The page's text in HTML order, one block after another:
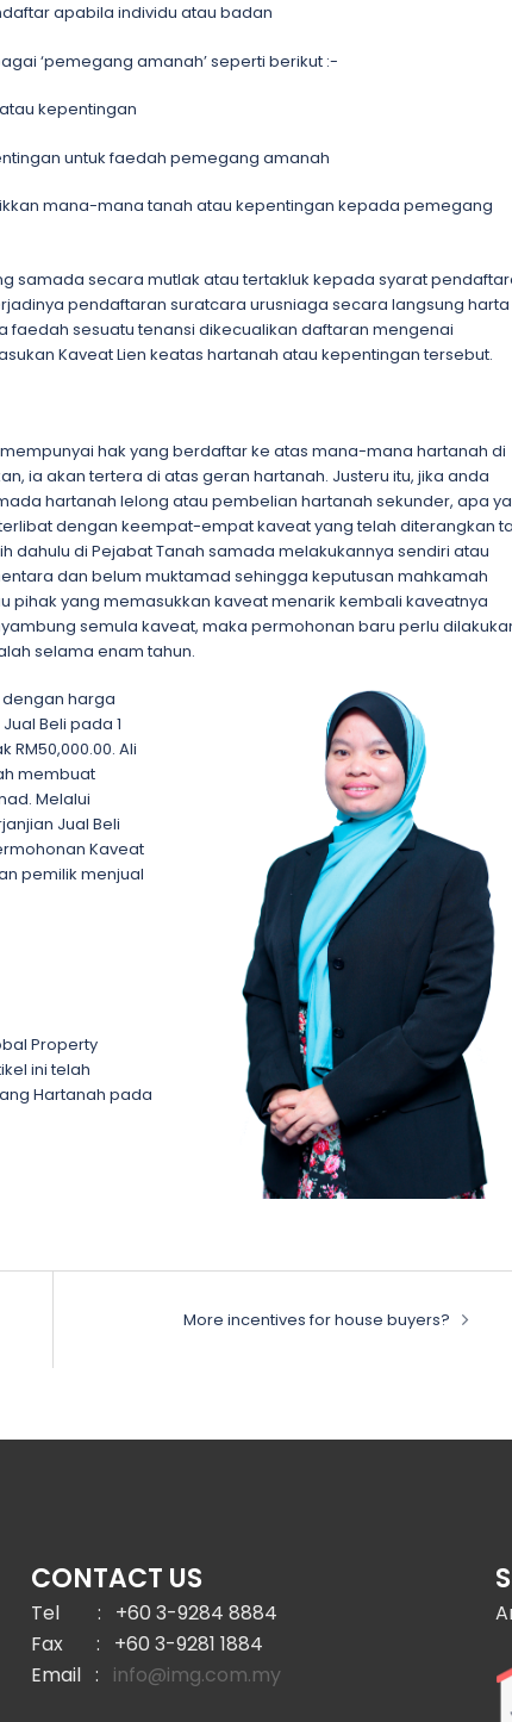
apabila individu atau badan
‘pemegang amanah’ seperti berikut :-
kepentingan
untuk faedah pemegang amanah
mana-mana tanah atau kepentingan kepada pemegang
samada secara mutlak atau tertakluk kepada syarat
pendaftaran suratcara urusniaga secara langsung harta
sesuatu tenansi dikecualikan daftaran mengenai
Kaveat Lien keatas hartanah atau kepentingan tersebut.
hak yang berdaftar ke atas mana-mana hartanah di
ia akan tertera di atas geran hartanah. Justeru itu, jika anda
hartanah lelong atau pembelian hartanah sekunder, apa
dengan keempat-empat kaveat yang telah diterangkan
dahulu di Pejabat Tanah samada melakukannya sendiri atau
dan belum muktamad sehingga keputusan mahkamah
pihak yang memasukkan kaveat menarik kembali kaveatnya
semula kaveat, maka permohonan baru perlu
selama enam tahun.
dengan harga
Beli pada 1
Ali
membuat
Melalui
Jual Beli
Kaveat
pemilik menjual
Property
ini telah
Hartanah pada
More incentives for house buyers?
CONTACT US
Tel : +60 3-9284 8884
Fax : +60 3-9281 1884
Email : info@img.com.my